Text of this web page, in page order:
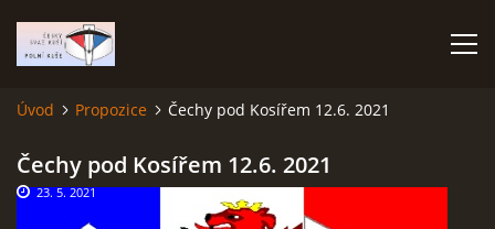
TERMÍNOVÝ KALENDÁŘ
Úvod Propozice Čechy pod Kosířem 12.6. 2021
Čechy pod Kosířem 12.6. 2021
23. 5. 2021